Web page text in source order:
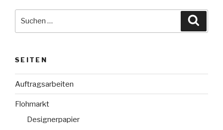
SEITEN
Auftragsarbeiten
Flohmarkt
Designerpapier